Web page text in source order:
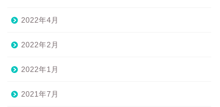
2022年4月
2022年2月
2022年1月
2021年7月